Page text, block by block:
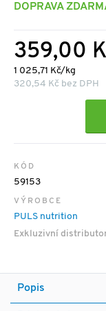
DOPRAVA
359,00
1 025,71 Kč/kg
320,54 Kč bez DPH
KÓD
59153
VÝROBCE
PULS nutrition
Exkluzivní
Popis